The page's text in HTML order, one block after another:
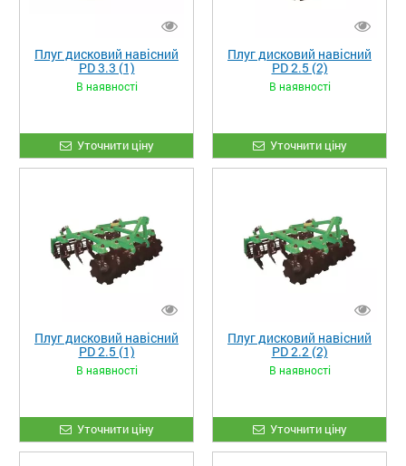
Плуг дисковий навісний
PD 3.3 (1)
В наявності
Уточнити ціну
Плуг дисковий навісний
PD 2.5 (2)
В наявності
Уточнити ціну
Плуг дисковий навісний
PD 2.5 (1)
В наявності
Уточнити ціну
Плуг дисковий навісний
PD 2.2 (2)
В наявності
Уточнити ціну